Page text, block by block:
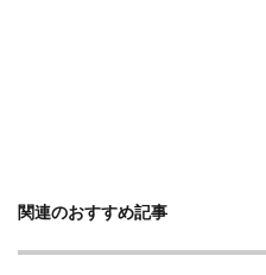
関連のおすすめ記事